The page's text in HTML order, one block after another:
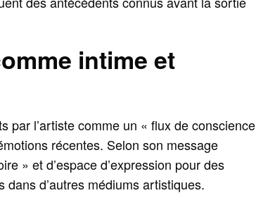
intime et
par l’artiste comme un « flux de conscience
récentes. Selon son message
» et d’espace d’expression pour des
d’autres médiums artistiques.